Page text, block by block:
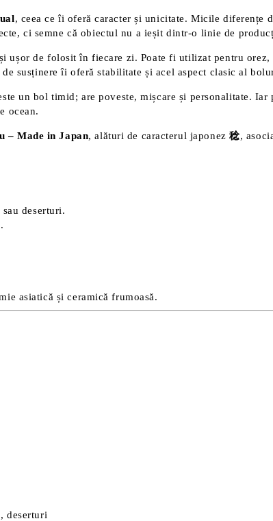
, ceea ce îi oferă caracter și unicitate. Micile diferențe
ci semne că obiectul nu a ieșit dintr-o linie de
ușor de folosit în fiecare zi. Poate fi utilizat pentru
susținere îi oferă stabilitate și acel aspect clasic al
un bol timid; are poveste, mișcare și personalitate. Iar
ocean.
– Made in Japan, alături de caracterul japonez稔,
deserturi.
asiatică și ceramică frumoasă.
deserturi